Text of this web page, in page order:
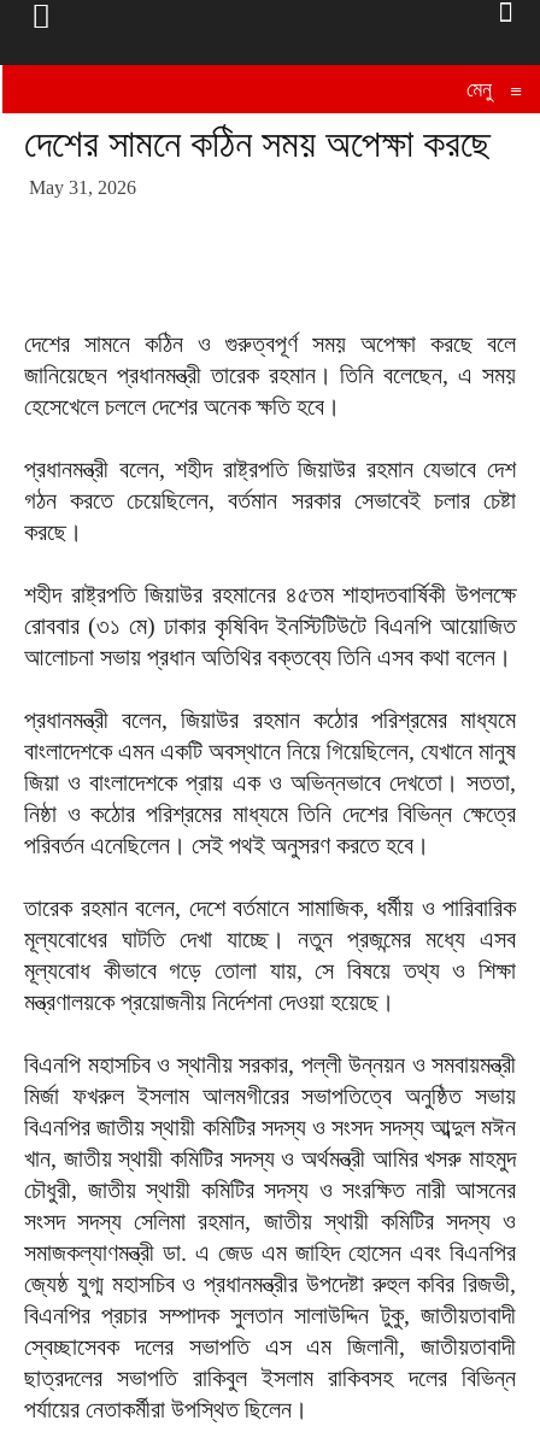
মেনু ≡
দেশের সামনে কঠিন সময় অপেক্ষা করছে
May 31, 2026
দেশের সামনে কঠিন ও গুরুত্বপূর্ণ সময় অপেক্ষা করছে বলে
জানিয়েছেন প্রধানমন্ত্রী তারেক রহমান। তিনি বলেছেন, এ সময়
হেসেখেলে চললে দেশের অনেক ক্ষতি হবে।
প্রধানমন্ত্রী বলেন, শহীদ রাষ্ট্রপতি জিয়াউর রহমান যেভাবে দেশ
গঠন করতে চেয়েছিলেন, বর্তমান সরকার সেভাবেই চলার চেষ্টা
করছে।
শহীদ রাষ্ট্রপতি জিয়াউর রহমানের ৪৫তম শাহাদতবার্ষিকী উপলক্ষে
রোববার (৩১ মে) ঢাকার কৃষিবিদ ইনস্টিটিউটে বিএনপি আয়োজিত
আলোচনা সভায় প্রধান অতিথির বক্তব্যে তিনি এসব কথা বলেন।
প্রধানমন্ত্রী বলেন, জিয়াউর রহমান কঠোর পরিশ্রমের মাধ্যমে
বাংলাদেশকে এমন একটি অবস্থানে নিয়ে গিয়েছিলেন, যেখানে মানুষ
জিয়া ও বাংলাদেশকে প্রায় এক ও অভিন্নভাবে দেখতো। সততা,
নিষ্ঠা ও কঠোর পরিশ্রমের মাধ্যমে তিনি দেশের বিভিন্ন ক্ষেত্রে
পরিবর্তন এনেছিলেন। সেই পথই অনুসরণ করতে হবে।
তারেক রহমান বলেন, দেশে বর্তমানে সামাজিক, ধর্মীয় ও পারিবারিক
মূল্যবোধের ঘাটতি দেখা যাচ্ছে। নতুন প্রজন্মের মধ্যে এসব
মূল্যবোধ কীভাবে গড়ে তোলা যায়, সে বিষয়ে তথ্য ও শিক্ষা
মন্ত্রণালয়কে প্রয়োজনীয় নির্দেশনা দেওয়া হয়েছে।
বিএনপি মহাসচিব ও স্থানীয় সরকার, পল্লী উন্নয়ন ও সমবায়মন্ত্রী
মির্জা ফখরুল ইসলাম আলমগীরের সভাপতিত্বে অনুষ্ঠিত সভায়
বিএনপির জাতীয় স্থায়ী কমিটির সদস্য ও সংসদ সদস্য আব্দুল মঈন
খান, জাতীয় স্থায়ী কমিটির সদস্য ও অর্থমন্ত্রী আমির খসরু মাহমুদ
চৌধুরী, জাতীয় স্থায়ী কমিটির সদস্য ও সংরক্ষিত নারী আসনের
সংসদ সদস্য সেলিমা রহমান, জাতীয় স্থায়ী কমিটির সদস্য ও
সমাজকল্যাণমন্ত্রী ডা. এ জেড এম জাহিদ হোসেন এবং বিএনপির
জ্যেষ্ঠ যুগ্ম মহাসচিব ও প্রধানমন্ত্রীর উপদেষ্টা রুহুল কবির রিজভী,
বিএনপির প্রচার সম্পাদক সুলতান সালাউদ্দিন টুকু, জাতীয়তাবাদী
স্বেচ্ছাসেবক দলের সভাপতি এস এম জিলানী, জাতীয়তাবাদী
ছাত্রদলের সভাপতি রাকিবুল ইসলাম রাকিবসহ দলের বিভিন্ন
পর্যায়ের নেতাকর্মীরা উপস্থিত ছিলেন।